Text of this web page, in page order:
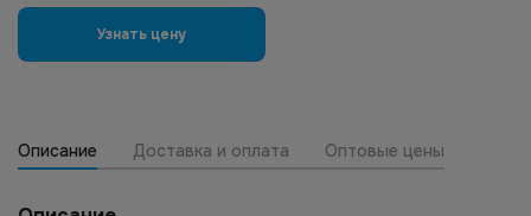
Узнать цену
Описание Доставка и оплата Оптовые цены